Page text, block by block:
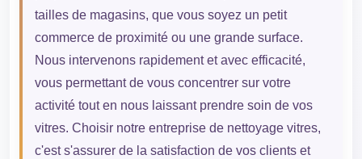
tailles de magasins, que vous soyez un petit
commerce de proximité ou une grande surface.
Nous intervenons rapidement et avec efficacité,
vous permettant de vous concentrer sur votre
activité tout en nous laissant prendre soin de vos
vitres. Choisir notre entreprise de nettoyage vitres,
c'est s'assurer de la satisfaction de vos clients et